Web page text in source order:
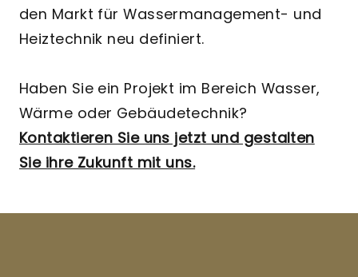
den Markt für Wassermanagement- und
Heiztechnik neu definiert.
Haben Sie ein Projekt im Bereich Wasser,
Wärme oder Gebäudetechnik?
Kontaktieren Sie uns jetzt und gestalten
Sie ihre Zukunft mit uns.